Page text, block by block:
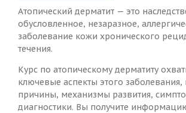
Атопический дерматит — это
обусловленное, незаразное,
заболевание кожи хронического
течения.
Курс по атопическому дерматиту
ключевые аспекты этого заболевания,
причины, механизмы развития,
диагностики. Вы получите